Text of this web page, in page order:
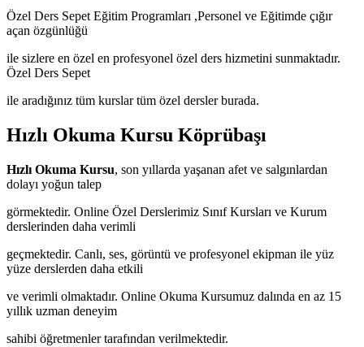
Özel Ders Sepet Eğitim Programları ,Personel ve Eğitimde çığır
açan özgünlüğü
ile sizlere en özel en profesyonel özel ders hizmetini sunmaktadır.
Özel Ders Sepet
ile aradığınız tüm kurslar tüm özel dersler burada.
Hızlı Okuma Kursu Köprübaşı
Hızlı Okuma Kursu, son yıllarda yaşanan afet ve salgınlardan
dolayı yoğun talep
görmektedir. Online Özel Derslerimiz Sınıf Kursları ve Kurum
derslerinden daha verimli
geçmektedir. Canlı, ses, görüntü ve profesyonel ekipman ile yüz
yüze derslerden daha etkili
ve verimli olmaktadır. Online Okuma Kursumuz dalında en az 15
yıllık uzman deneyim
sahibi öğretmenler tarafından verilmektedir.